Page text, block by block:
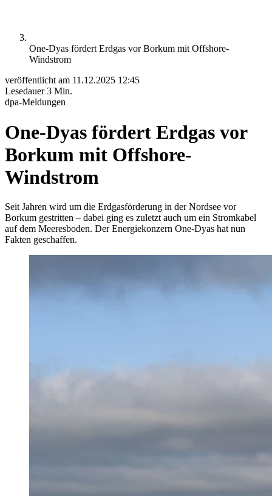
One-Dyas fördert Erdgas vor Borkum mit Offshore-
Windstrom
veröffentlicht am 11.12.2025 12:45
Lesedauer3 Min.
dpa-Meldungen
One-Dyas fördert Erdgas vor
Borkum mit Offshore-
Windstrom
Seit Jahren wird um die Erdgasförderung in der Nordsee vor
Borkum gestritten – dabei ging es zuletzt auch um ein Stromkabel
auf dem Meeresboden. Der Energiekonzern One-Dyas hat nun
Fakten geschaffen.